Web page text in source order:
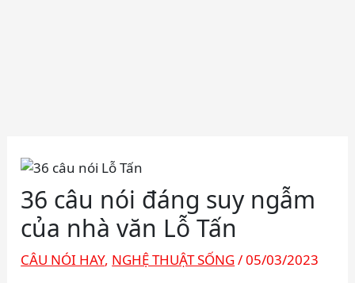
36 câu nói đáng suy ngẫm
của nhà văn Lỗ Tấn
CÂU NÓI HAY, NGHỆ THUẬT SỐNG/05/03/2023